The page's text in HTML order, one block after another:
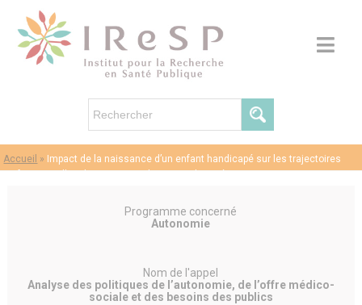
Accueil » Impact de la naissance d’un enfant handicapé sur les trajectoires
professionnelles des parents et le revenu des ménages
Programme concerné
Autonomie
Nom de l'appel
Analyse des politiques de l’autonomie, de l’offre médico-
sociale et des besoins des publics